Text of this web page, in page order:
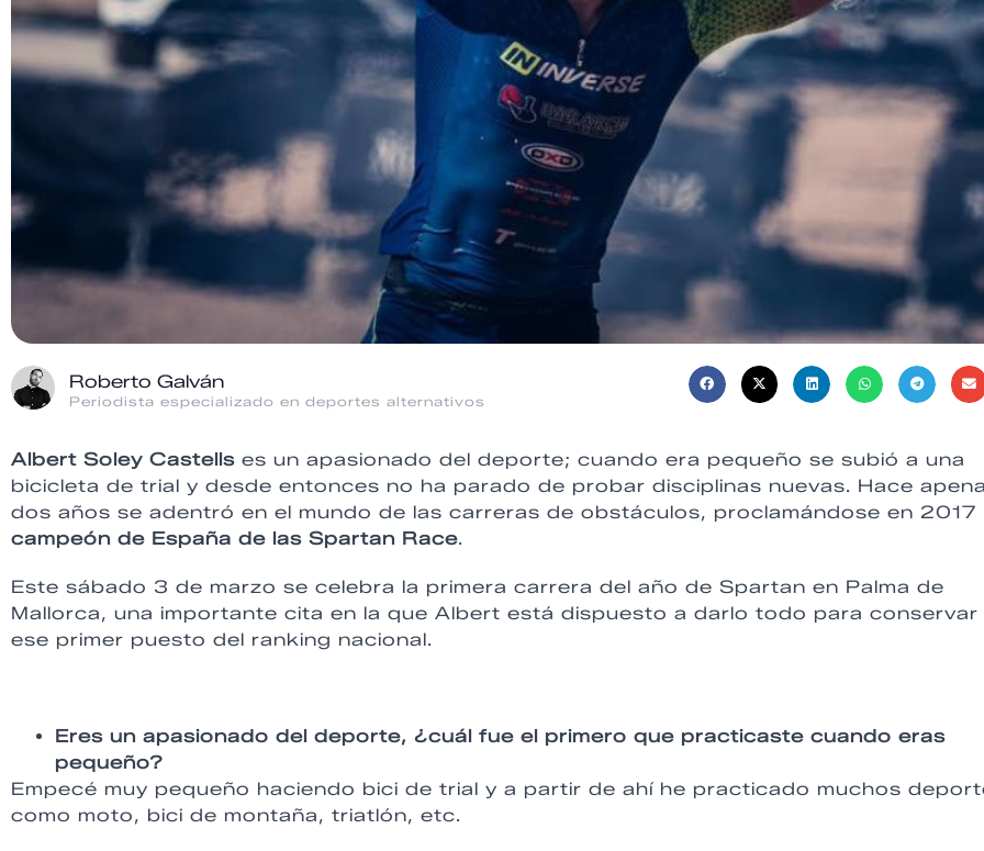
Roberto Galván
Periodista especializado en deportes alternativos
Albert Soley Castells es un apasionado del deporte; cuando era pequeño se subió a una
bicicleta de trial y desde entonces no ha parado de probar disciplinas nuevas. Hace
dos años se adentró en el mundo de las carreras de obstáculos, proclamándose en 2017
campeón de España de las Spartan Race.
Este sábado 3 de marzo se celebra la primera carrera del año de Spartan en Palma de
Mallorca, una importante cita en la que Albert está dispuesto a darlo todo para conservar
ese primer puesto del ranking nacional.
Eres un apasionado del deporte, ¿cuál fue el primero que practicaste cuando eras
pequeño?
Empecé muy pequeño haciendo bici de trial y a partir de ahí he practicado muchos
como moto, bici de montaña, triatlón, etc.